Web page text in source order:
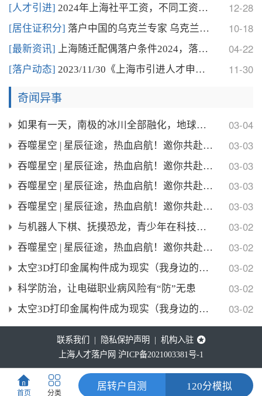
[人才引进] 2024年上海社平工资，不同工资如何选择落户上海方 12-28
[居住证积分] 落户中国的乌克兰专家 乌克兰专家在中国定居 10-18
[最新资讯] 上海随迁配偶落户条件2024，落户放宽后，仅需要这 04-22
[落户动态] 2023/11/30《上海市引进人才申办本市常住户 11-30
奇闻异事
如果有一天，南极的冰川全部融化，地球上会发生什么？ 03-04
吞噬星空 | 星辰征途，热血启航！邀你共赴宇宙冒险 03-03
吞噬星空 | 星辰征途，热血启航！邀你共赴宇宙冒险 03-03
吞噬星空 | 星辰征途，热血启航！邀你共赴宇宙冒险 03-03
吞噬星空 | 星辰征途，热血启航！邀你共赴宇宙冒险 03-03
与机器人下棋、抚摸恐龙，青少年在科技馆里探索奇妙科 03-02
吞噬星空 | 星辰征途，热血启航！邀你共赴宇宙冒险 03-02
太空3D打印金属构件成为现实（我身边的最强大脑） 03-02
科学防治，让电磁职业病风险有“防”无患 03-02
太空3D打印金属构件成为现实（我身边的最强大脑） 03-02
联系我们 | 隐私保护声明 |机构入驻
上海人才落户网 沪ICP备2021003381号-1
首页 分类
居转户自测 120分模拟